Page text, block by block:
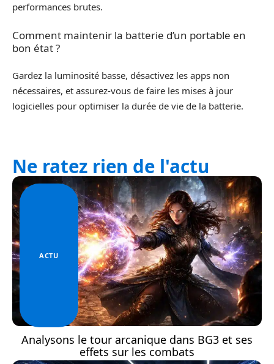
performances brutes.
Comment maintenir la batterie d’un portable en
bon état ?
Gardez la luminosité basse, désactivez les apps non
nécessaires, et assurez-vous de faire les mises à jour
logicielles pour optimiser la durée de vie de la batterie.
Ne ratez rien de l'actu
ACTU
Analysons le tour arcanique dans BG3 et ses
effets sur les combats